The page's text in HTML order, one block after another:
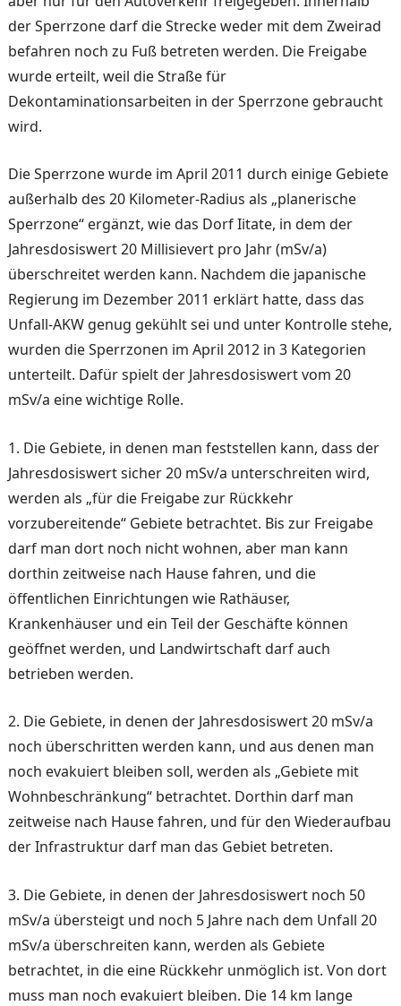
der Sperrzone darf die Strecke weder mit dem Zwei­rad
befahren noch zu Fuß be­treten werden. Die Freigabe
wurde erteilt, weil die Straße für
Dekontaminationsarbeiten in der Sperrzone gebraucht
wird.
Die Sperrzone wurde im April 2011 durch einige Gebiete
au­ßerhalb des 20 Kilometer-Radius als „planerische
Sperrzo­ne“ ergänzt, wie das Dorf Iita­te, in dem der
Jahresdosiswert 20 Millisievert pro Jahr (mSv/a)
überschreitet werden kann. Nachdem die japanische
Regierung im De­zember 2011 erklärt hatte, dass das
Unfall-AKW genug gekühlt sei und unter Kontrol­le stehe,
wurden die Sperrzo­nen im April 2012 in 3 Kate­gorien
unterteilt. Dafür spielt der Jahresdosiswert vom 20
mSv/a eine wichtige Rolle.
1. Die Gebiete, in denen man feststellen kann, dass der
Jah­resdosiswert sicher 20 mSv/a unterschreiten wird,
werden als „für die Freigabe zur Rückkehr
vorzubereitende“ Gebiete betrachtet. Bis zur Freigabe
darf man dort noch nicht wohnen, aber man kann
dorthin zeitweise nach Hause fahren, und die
öffentlichen Einrichtungen wie Rathäuser,
Krankenhäuser und ein Teil der Geschäfte können
geöffnet werden, und Landwirtschaft darf auch
betrieben werden.
2. Die Gebiete, in denen der Jahresdosiswert 20 mSv/a
noch überschritten werden kann, und aus denen man
noch evakuiert bleiben soll, werden als „Gebiete mit
Wohnbeschränkung“ betrach­tet. Dorthin darf man
zeitwei­se nach Hause fahren, und für den Wiederaufbau
der Infra­struktur darf man das Gebiet betreten.
3. Die Gebiete, in denen der Jahresdosiswert noch 50
mSv/a übersteigt und noch 5 Jahre nach dem Unfall 20
mSv/a überschreiten kann, werden als Gebiete
betrachtet, in die eine Rückkehr unmög­lich ist. Von dort
muss man noch evakuiert bleiben. Die 14 km lange